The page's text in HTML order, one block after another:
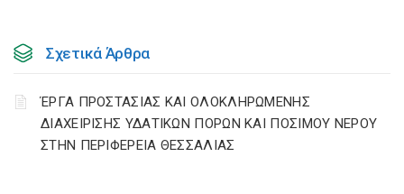
Σχετικά Άρθρα
ΈΡΓΑ ΠΡΟΣΤΑΣΙΑΣ ΚΑΙ ΟΛΟΚΛΗΡΩΜΕΝΗΣ
ΔΙΑΧΕΙΡΙΣΗΣ ΥΔΑΤΙΚΩΝ ΠΟΡΩΝ ΚΑΙ ΠΟΣΙΜΟΥ ΝΕΡΟΥ
ΣΤΗΝ ΠΕΡΙΦΕΡΕΙΑ ΘΕΣΣΑΛΙΑΣ